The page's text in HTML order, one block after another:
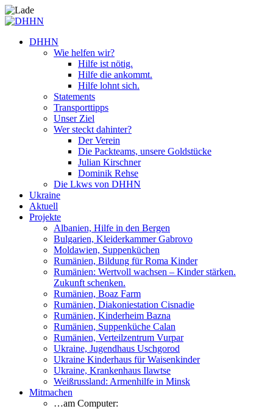
DHHN
Wie helfen wir?
Hilfe ist nötig.
Hilfe die ankommt.
Hilfe lohnt sich.
Statements
Transporttipps
Unser Ziel
Wer steckt dahinter?
Der Verein
Die Packteams, unsere Goldstücke
Julian Kirschner
Dominik Rehse
Die Lkws von DHHN
Ukraine
Aktuell
Projekte
Albanien, Hilfe in den Bergen
Bulgarien, Kleiderkammer Gabrovo
Moldawien, Suppenküchen
Rumänien, Bildung für Roma Kinder
Rumänien: Wertvoll wachsen – Kinder stärken.
Zukunft schenken.
Rumänien, Boaz Farm
Rumänien, Diakoniestation Cisnadie
Rumänien, Kinderheim Bazna
Rumänien, Suppenküche Calan
Rumänien, Verteilzentrum Vurpar
Ukraine, Jugendhaus Uschgorod
Ukraine Kinderhaus für Waisenkinder
Ukraine, Krankenhaus Ilawtse
Weißrussland: Armenhilfe in Minsk
Mitmachen
…am Computer: